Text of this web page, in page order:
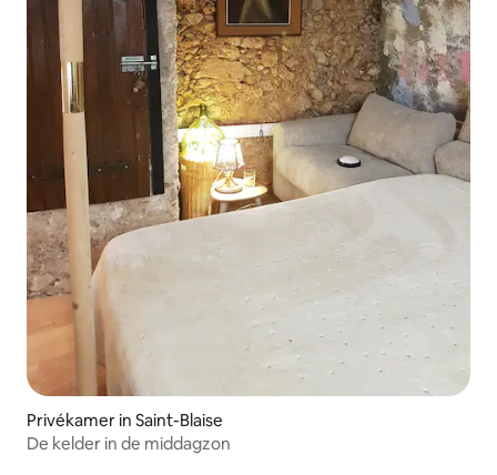
Privékamer in Saint-Blaise
De kelder in de middagzon